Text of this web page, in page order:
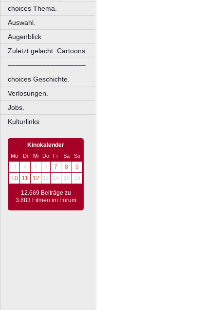
choices Thema.
Auswahl.
Augenblick
Zuletzt gelacht: Cartoons.
––––––––––––––––––––
choices Geschichte.
Verlosungen.
Jobs.
Kulturlinks
Kinokalender
Mo Di Mi Do Fr Sa
So
3
4 5 6 7 8
9
10
11 12 13 14 15 16
12.669 Beiträge zu
3.883 Filmen im Forum